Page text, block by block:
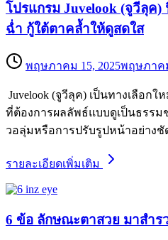
โปรแกรม Juvelook (จูวีลุค
ฉ่ำ กู้ใต้ตาคล้ำให้ดูสดใส
พฤษภาคม 15, 2025พฤษภาค
Juvelook (จูวีลุค) เป็นทางเลือก
ที่ต้องการผลลัพธ์แบบดูเป็นธรรม
วอลุ่มหรือการปรับรูปหน้าอย่างชั
รายละเอียดเพิ่มเติม
6 ข้อ ลักษณะตาสวย มาสำร